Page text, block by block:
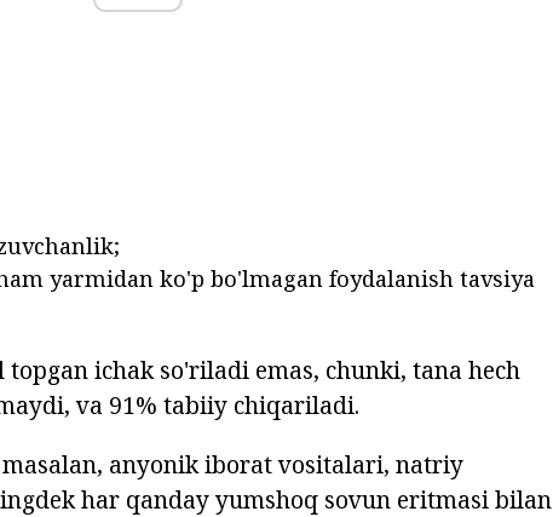
yarmidan ko'p bo'lmagan foydalanish tavsiya
ichak so'riladi emas, chunki, tana hech
va 91% tabiiy chiqariladi.
anyonik iborat vositalari, natriy
har qanday yumshoq sovun eritmasi bilan